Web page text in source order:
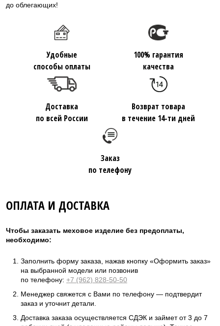
до облегающих!
Удобные
способы оплаты
100% гарантия
качества
Доставка
по всей России
Возврат товара
в течение 14-ти дней
Заказ
по телефону
ОПЛАТА И ДОСТАВКА
Чтобы заказать меховое изделие без предоплаты,
необходимо:
Заполнить форму заказа, нажав кнопку «Оформить заказ»
на выбранной модели или позвонив
по телефону: +7 (962) 828-50-50
Менеджер свяжется с Вами по телефону — подтвердит
заказ и уточнит детали.
Доставка заказа осуществляется СДЭК и займет от 3 до 7